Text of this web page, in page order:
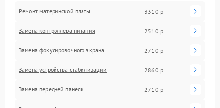
Ремонт материнской платы 3310 р
Замена контроллера питания 2510 р
Замена фокусировочного экрана 2710 р
Замена устройства стабилизации 2860 р
Замена передней панели 2710 р